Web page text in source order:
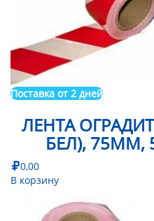
Поставка от 2 дней
ЛЕНТА
БЕЛ), 75ММ,
0,00
В корзину